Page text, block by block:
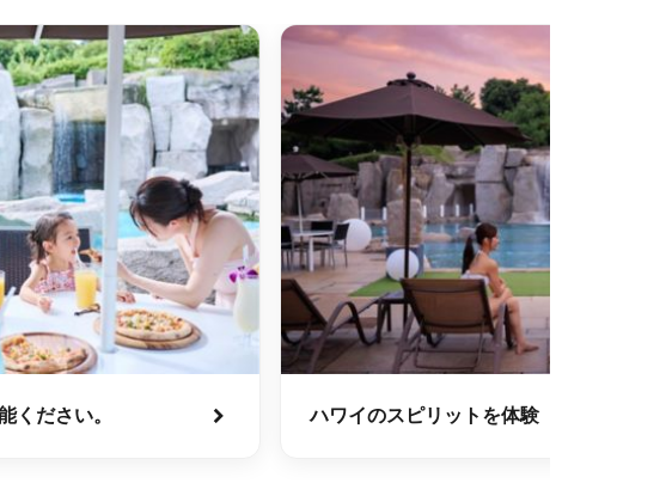
ください。 ハワイのスピリットを体験